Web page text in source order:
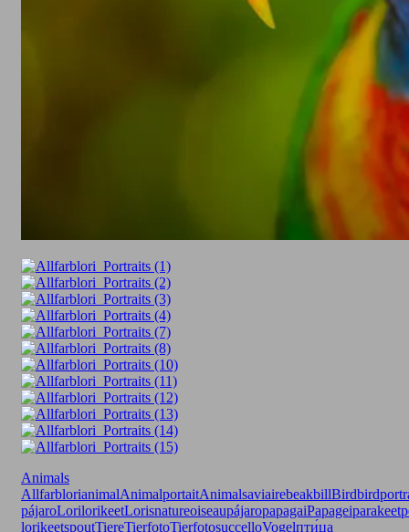
Animals
AllfarblorianimalAnimalportaitAnimalsaviairebeakbillBird
pájaroLorilorikeetLorisnatureoiseaupájaropapagaiPapageiparakeet
lorikeetspoutTiereTierfotoTierfotosuccelloVogelпти́ца